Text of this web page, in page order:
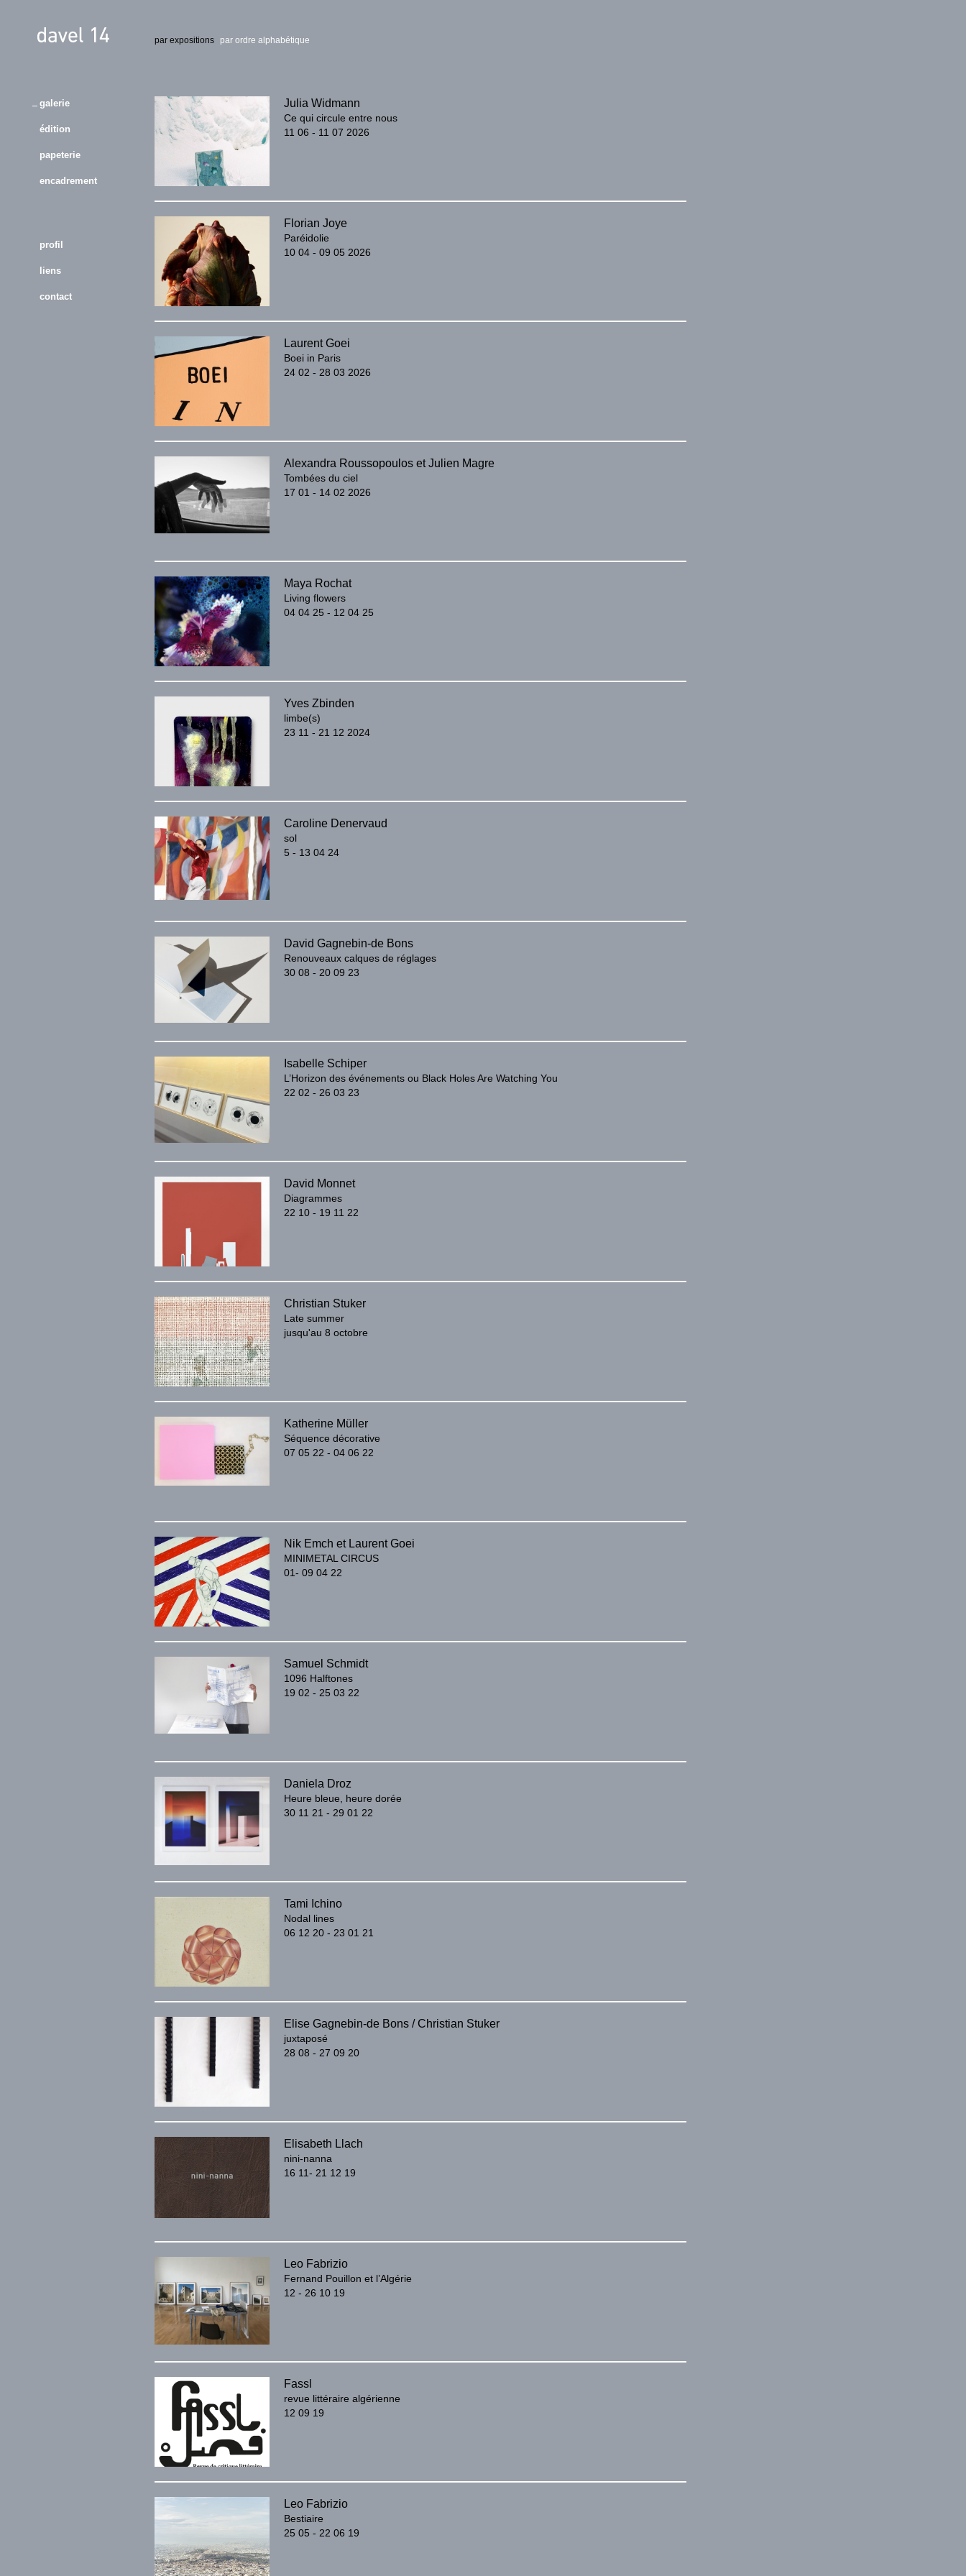
galerie
édition
papeterie
encadrement
profil
liens
contact
par expositions par ordre alphabétique
Julia Widmann
Ce qui circule entre nous
11 06 - 11 07 2026
Florian Joye
Paréidolie
10 04 - 09 05 2026
Laurent Goei
Boei in Paris
24 02 - 28 03 2026
Alexandra Roussopoulos et Julien Magre
Tombées du ciel
17 01 - 14 02 2026
Maya Rochat
Living flowers
04 04 25 - 12 04 25
Yves Zbinden
limbe(s)
23 11 - 21 12 2024
Caroline Denervaud
sol
5 - 13 04 24
David Gagnebin-de Bons
Renouveaux calques de réglages
30 08 - 20 09 23
Isabelle Schiper
L’Horizon des événements ou Black Holes Are Watching You
22 02 - 26 03 23
David Monnet
Diagrammes
22 10 - 19 11 22
Christian Stuker
Late summer
jusqu'au 8 octobre
Katherine Müller
Séquence décorative
07 05 22 - 04 06 22
Nik Emch et Laurent Goei
MINIMETAL CIRCUS
01- 09 04 22
Samuel Schmidt
1096 Halftones
19 02 - 25 03 22
Daniela Droz
Heure bleue, heure dorée
30 11 21 - 29 01 22
Tami Ichino
Nodal lines
06 12 20 - 23 01 21
Elise Gagnebin-de Bons / Christian Stuker
juxtaposé
28 08 - 27 09 20
Elisabeth Llach
nini-nanna
16 11- 21 12 19
Leo Fabrizio
Fernand Pouillon et l’Algérie
12 - 26 10 19
Fassl
revue littéraire algérienne
12 09 19
Leo Fabrizio
Bestiaire
25 05 - 22 06 19